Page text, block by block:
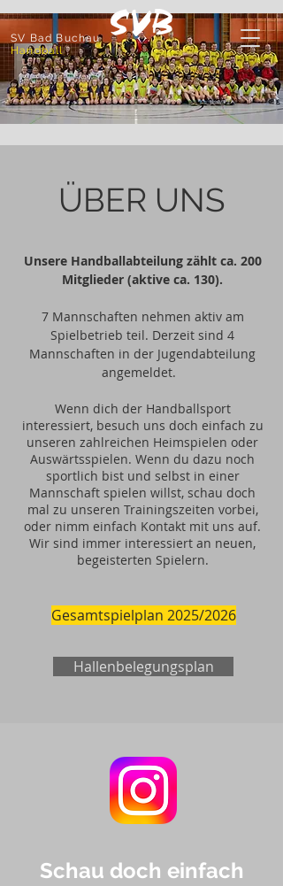
SV Bad Buchau
Handball
ÜBER UNS
Unsere Handballabteilung zählt ca. 200
Mitglieder (aktive ca. 130).
7 Mannschaften nehmen aktiv am
Spielbetrieb teil. Derzeit sind 4
Mannschaften in der Jugendabteilung
angemeldet.
Wenn dich der Handballsport
interessiert, besuch uns doch einfach zu
unseren zahlreichen Heimspielen oder
Auswärtsspielen. Wenn du dazu noch
sportlich bist und selbst in einer
Mannschaft spielen willst, schau doch
mal zu unseren Trainingszeiten vorbei,
oder nimm einfach Kontakt mit uns auf.
Wir sind immer interessiert an neuen,
begeisterten Spielern.
Gesamtspielplan 2025/2026
Hallenbelegungsplan
Schau doch einfach